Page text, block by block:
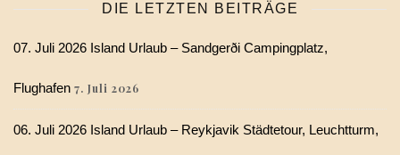
DIE LETZTEN BEITRÄGE
07. Juli 2026 Island Urlaub – Sandgerði Campingplatz,
Flughafen 7. Juli 2026
06. Juli 2026 Island Urlaub – Reykjavik Städtetour, Leuchtturm,